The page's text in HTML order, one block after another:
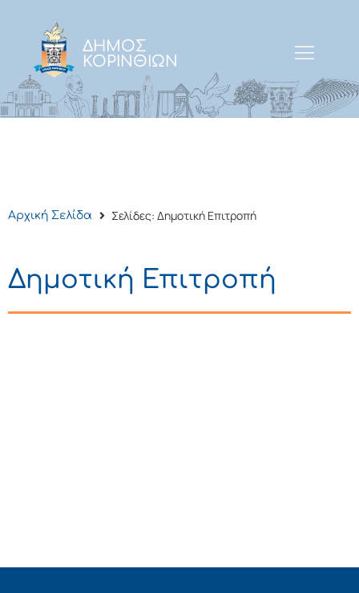
ΔΗΜΟΣ
ΚΟΡΙΝΘΙΩΝ
Αρχική Σελίδα Σελίδες: Δημοτική Επιτροπή
Δημοτική Επιτροπή